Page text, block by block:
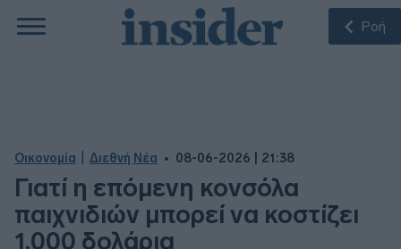
Ροή
Οικονομία Διεθνή Νέα 08-06-2026 | 21:38
Γιατί η επόμενη κονσόλα
παιχνιδιών μπορεί να κοστίζει
1.000 δολάρια